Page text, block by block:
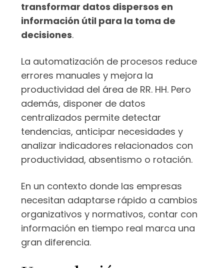
transformar datos dispersos en
información útil para la toma de
decisiones.
La automatización de procesos reduce
errores manuales y mejora la
productividad del área de RR. HH. Pero
además, disponer de datos
centralizados permite detectar
tendencias, anticipar necesidades y
analizar indicadores relacionados con
productividad, absentismo o rotación.
En un contexto donde las empresas
necesitan adaptarse rápido a cambios
organizativos y normativos, contar con
información en tiempo real marca una
gran diferencia.